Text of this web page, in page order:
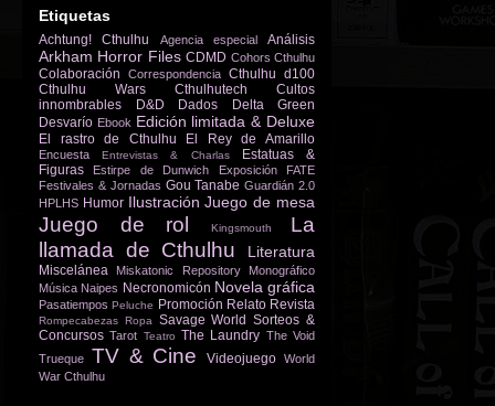
Etiquetas
Achtung! Cthulhu Agencia especial Análisis
Arkham Horror Files CDMD Cohors Cthulhu
Colaboración Correspondencia Cthulhu d100
Cthulhu Wars
Cthulhutech
Cultos
innombrables
D&D Dados
Delta Green
Desvarío Ebook Edición limitada & Deluxe
El rastro de Cthulhu El Rey de Amarillo
Encuesta Entrevistas & Charlas
Estatuas &
Figuras
Estirpe de Dunwich Exposición
FATE
Festivales & Jornadas Gou Tanabe Guardián 2.0
HPLHS Humor Ilustración Juego de mesa
Juego de rol Kingsmouth
La
llamada de Cthulhu
Literatura
Miscelánea Miskatonic Repository
Monográfico
Música Naipes Necronomicón Novela gráfica
Pasatiempos Peluche Promoción Relato Revista
Rompecabezas Ropa Savage World Sorteos &
Concursos Tarot Teatro The Laundry The Void
Trueque TV & Cine Videojuego World
War Cthulhu